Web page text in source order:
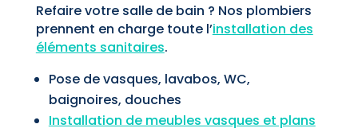
Refaire votre salle de bain ? Nos plombiers
prennent en charge toute l’installation des
éléments sanitaires.
Pose de vasques, lavabos, WC,
baignoires, douches
Installation de meubles vasques et plans